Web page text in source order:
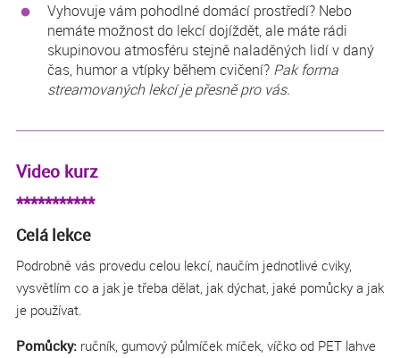
Vyhovuje vám pohodlné domácí prostředí? Nebo
nemáte možnost do lekcí dojíždět, ale máte rádi
skupinovou atmosféru stejně naladěných lidí v daný
čas, humor a vtípky během cvičení? Pak forma
streamovaných lekcí je přesně pro vás.
Video kurz
***********
Celá lekce
Podrobně vás provedu celou lekcí, naučím jednotlivé cviky,
vysvětlím co a jak je třeba dělat, jak dýchat, jaké pomůcky a jak
je používat.
Pomůcky: ručník, gumový půlmíček míček, víčko od PET lahve